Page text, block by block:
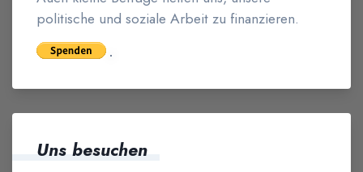
politische und soziale Arbeit zu finanzieren.
Uns besuchen